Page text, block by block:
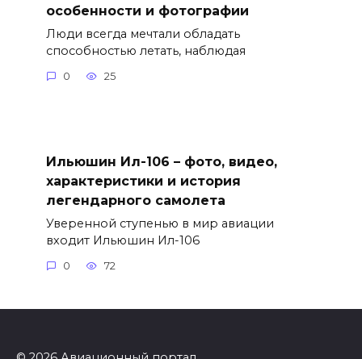
особенности и фотографии
Люди всегда мечтали обладать
способностью летать, наблюдая
0 25
Ильюшин Ил-106 – фото, видео,
характеристики и история
легендарного самолета
Уверенной ступенью в мир авиации
входит Ильюшин Ил-106
0 72